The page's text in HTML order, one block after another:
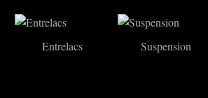
Entrelacs Suspension